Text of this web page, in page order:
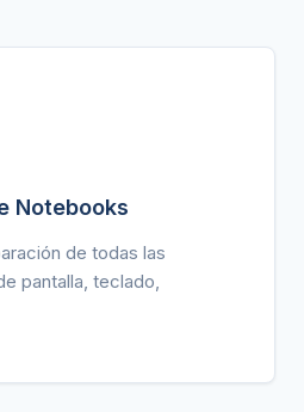
Notebooks
de todas las
pantalla, teclado,